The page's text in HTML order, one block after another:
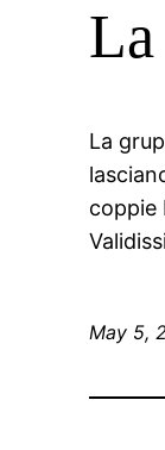
La
coppie
May 5,